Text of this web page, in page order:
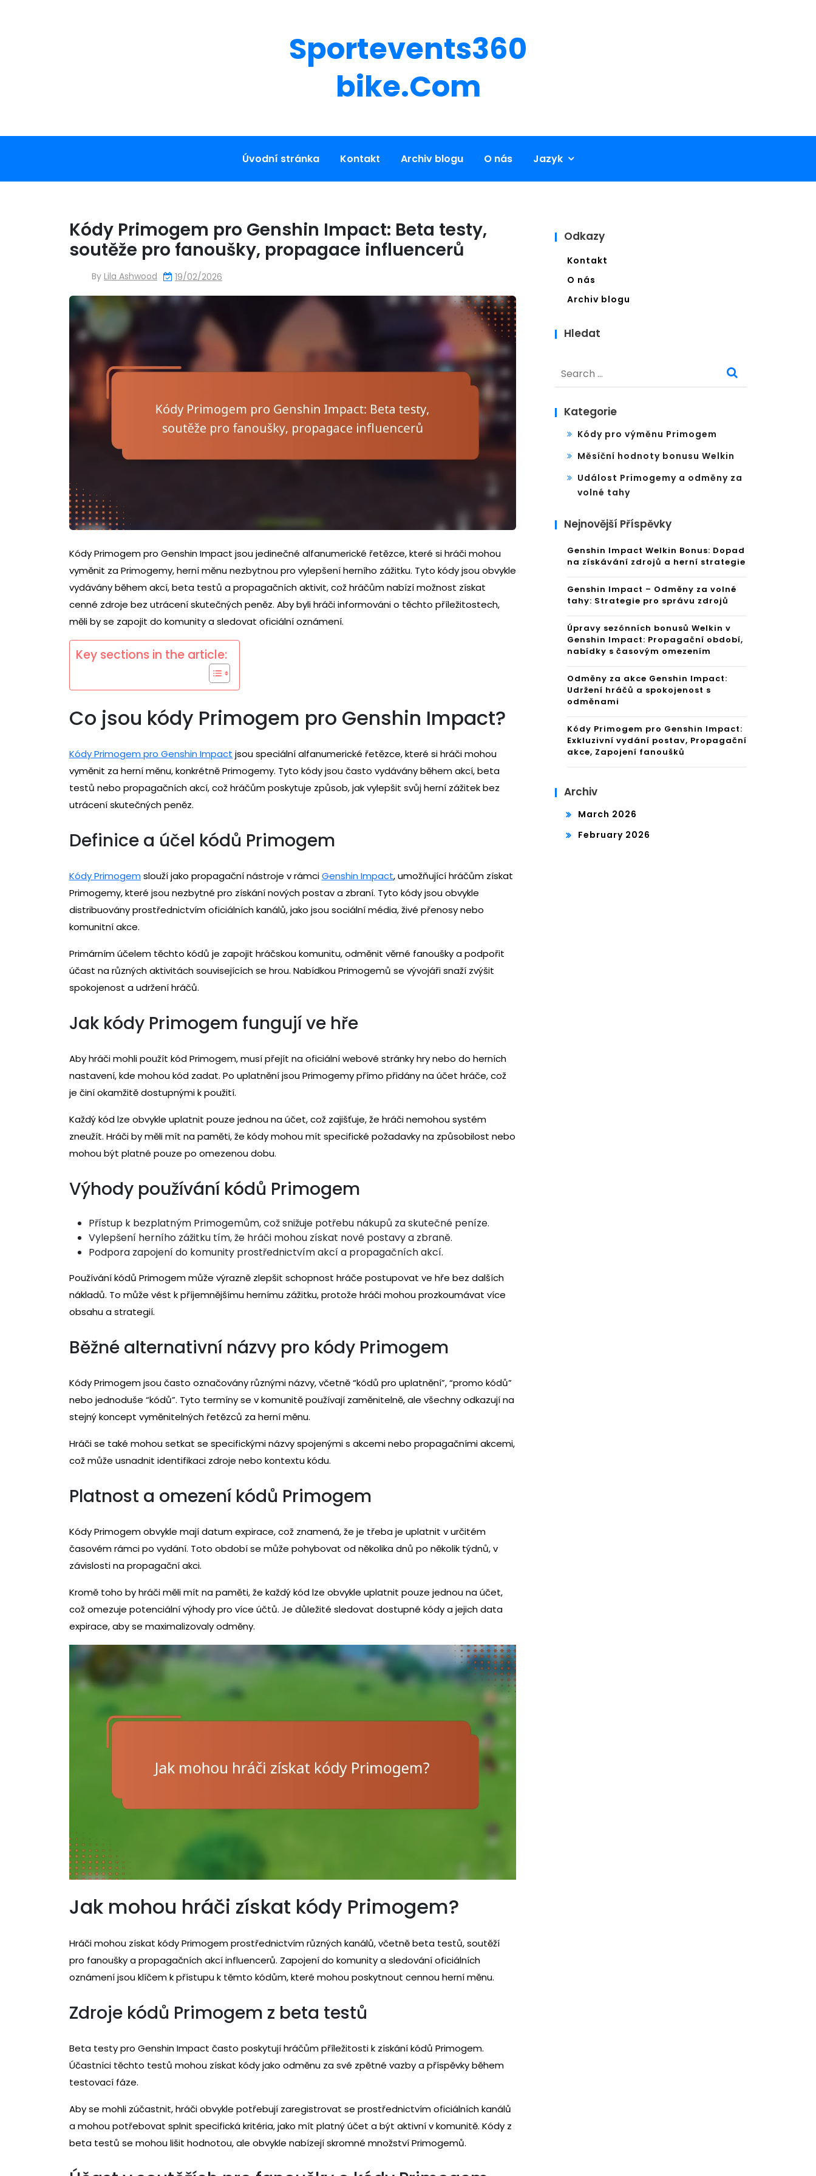
Sportevents360
Bike.com
Úvodní stránka Kontakt Archiv blogu O nás Jazyk
Kódy Primogem pro Genshin Impact: Beta testy,
soutěže pro fanoušky, propagace influencerů
By Lila Ashwood 19/02/2026
Kódy Primogem pro Genshin Impact jsou jedinečné alfanumerické řetězce, které si hráči mohou
vyměnit za Primogemy, herní měnu nezbytnou pro vylepšení herního zážitku. Tyto kódy jsou obvykle
vydávány během akcí, beta testů a propagačních aktivit, což hráčům nabízí možnost získat
cenné zdroje bez utrácení skutečných peněz. Aby byli hráči informováni o těchto příležitostech,
měli by se zapojit do komunity a sledovat oficiální oznámení.
Key sections in the article:
Co jsou kódy Primogem pro Genshin Impact?
Kódy Primogem pro Genshin Impact jsou speciální alfanumerické řetězce, které si hráči mohou
vyměnit za herní měnu, konkrétně Primogemy. Tyto kódy jsou často vydávány během akcí, beta
testů nebo propagačních akcí, což hráčům poskytuje způsob, jak vylepšit svůj herní zážitek bez
utrácení skutečných peněz.
Definice a účel kódů Primogem
Kódy Primogem slouží jako propagační nástroje v rámciGenshin Impact, umožňující hráčům získat
Primogemy, které jsou nezbytné pro získání nových postav a zbraní. Tyto kódy jsou obvykle
distribuovány prostřednictvím oficiálních kanálů, jako jsou sociální média, živé přenosy nebo
komunitní akce.
Primárním účelem těchto kódů je zapojit hráčskou komunitu, odměnit věrné fanoušky a podpořit
účast na různých aktivitách souvisejících se hrou. Nabídkou Primogemů se vývojáři snaží zvýšit
spokojenost a udržení hráčů.
Jak kódy Primogem fungují ve hře
Aby hráči mohli použít kód Primogem, musí přejít na oficiální webové stránky hry nebo do herních
nastavení, kde mohou kód zadat. Po uplatnění jsou Primogemy přímo přidány na účet hráče, což
je činí okamžitě dostupnými k použití.
Každý kód lze obvykle uplatnit pouze jednou na účet, což zajišťuje, že hráči nemohou systém
zneužít. Hráči by měli mít na paměti, že kódy mohou mít specifické požadavky na způsobilost nebo
mohou být platné pouze po omezenou dobu.
Výhody používání kódů Primogem
Přístup k bezplatným Primogemům, což snižuje potřebu nákupů za skutečné peníze.
Vylepšení herního zážitku tím, že hráči mohou získat nové postavy a zbraně.
Podpora zapojení do komunity prostřednictvím akcí a propagačních akcí.
Používání kódů Primogem může výrazně zlepšit schopnost hráče postupovat ve hře bez dalších
nákladů. To může vést k příjemnějšímu hernímu zážitku, protože hráči mohou prozkoumávat více
obsahu a strategií.
Běžné alternativní názvy pro kódy Primogem
Kódy Primogem jsou často označovány různými názvy, včetně “kódů pro uplatnění”, “promo kódů”
nebo jednoduše “kódů”. Tyto termíny se v komunitě používají zaměnitelně, ale všechny odkazují na
stejný koncept vyměnitelných řetězců za herní měnu.
Hráči se také mohou setkat se specifickými názvy spojenými s akcemi nebo propagačními akcemi,
což může usnadnit identifikaci zdroje nebo kontextu kódu.
Platnost a omezení kódů Primogem
Kódy Primogem obvykle mají datum expirace, což znamená, že je třeba je uplatnit v určitém
časovém rámci po vydání. Toto období se může pohybovat od několika dnů po několik týdnů, v
závislosti na propagační akci.
Kromě toho by hráči měli mít na paměti, že každý kód lze obvykle uplatnit pouze jednou na účet,
což omezuje potenciální výhody pro více účtů. Je důležité sledovat dostupné kódy a jejich data
expirace, aby se maximalizovaly odměny.
Jak mohou hráči získat kódy Primogem?
Hráči mohou získat kódy Primogem prostřednictvím různých kanálů, včetně beta testů, soutěží
pro fanoušky a propagačních akcí influencerů. Zapojení do komunity a sledování oficiálních
oznámení jsou klíčem k přístupu k těmto kódům, které mohou poskytnout cennou herní měnu.
Zdroje kódů Primogem z beta testů
Beta testy pro Genshin Impact často poskytují hráčům příležitosti k získání kódů Primogem.
Účastníci těchto testů mohou získat kódy jako odměnu za své zpětné vazby a příspěvky během
testovací fáze.
Aby se mohli zúčastnit, hráči obvykle potřebují zaregistrovat se prostřednictvím oficiálních kanálů
a mohou potřebovat splnit specifická kritéria, jako mít platný účet a být aktivní v komunitě. Kódy z
beta testů se mohou lišit hodnotou, ale obvykle nabízejí skromné množství Primogemů.
Odkazy
Kontakt
O nás
Archiv blogu
Hledat
for:
Kategorie
Kódy pro výměnu Primogem
Měsíční hodnoty bonusu Welkin
Událost Primogemy a odměny za
volné tahy
Nejnovější Příspěvky
Genshin Impact Welkin Bonus: Dopad
na získávání zdrojů a herní strategie
Genshin Impact – Odměny za volné
tahy: Strategie pro správu zdrojů
Úpravy sezónních bonusů Welkin v
Genshin Impact: Propagační období,
nabídky s časovým omezením
Odměny za akce Genshin Impact:
Udržení hráčů a spokojenost s
odměnami
Kódy Primogem pro Genshin Impact:
Exkluzivní vydání postav, Propagační
akce, Zapojení fanoušků
Archiv
March 2026
February 2026